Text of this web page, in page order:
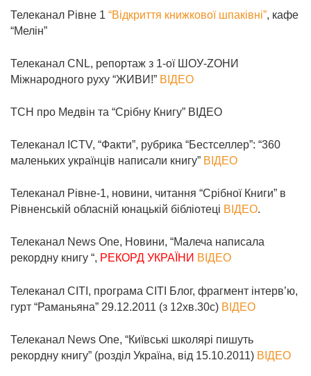
Телеканал Рівне 1 “Відкриття книжкової шпаківні”, кафе
“Мелін”
Телеканал CNL, репортаж з 1-ої ШОУ-ZOНИ
Міжнародного руху “ЖИВИ!” ВІДЕО
ТСН про Медвін та “Срібну Книгу” ВІДЕО
Телеканал ICTV, “Факти”, рубрика “Бестселлер”: “360
маленьких українців написали книгу” ВІДЕО
Телеканал Рівне-1, новини, читання “Срібної Книги” в
Рівненській обласній юнацькій бібліотеці ВІДЕО.
Телеканал News One, Новини, “Малеча написала
рекордну книгу “, РЕКОРД УКРАЇНИ ВІДЕО
Телеканал СІТІ, програма СІТІ Блог, фрагмент інтерв’ю,
гурт “Раманьяна” 29.12.2011 (з 12хв.30с) ВІДЕО
Телеканал News One, “Київські школярі пишуть
рекордну книгу” (розділ Україна, від 15.10.2011) ВІДЕО